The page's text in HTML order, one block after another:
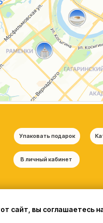
сайт, вы соглашаетесь